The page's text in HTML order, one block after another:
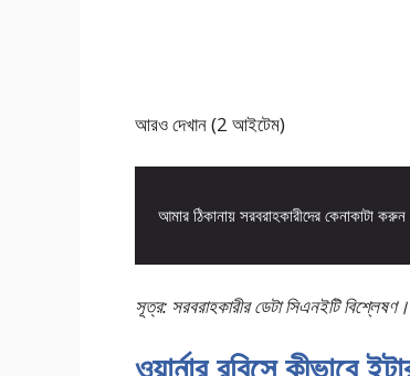
আরও দেখান (2 আইটেম)
আমার ঠিকানায় সরবরাহকারীদের কেনাকাটা করুন
সূত্র: সরবরাহকারীর ডেটা সিএনইটি বিশ্লেষণ।